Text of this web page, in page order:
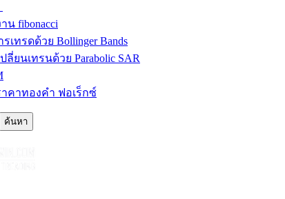
น fibonacci
ทรดด้วย Bollinger Bands
ยนเทรนด้วย Parabolic SAR
คาทองคำ ฟอเร็กซ์